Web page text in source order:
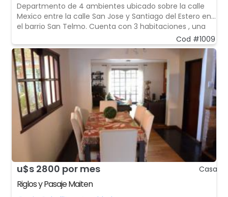
Departmento de 4 ambientes ubicado sobre la calle
Mexico entre la calle San Jose y Santiago del Estero en
el barrio San Telmo. Cuenta con 3 habitaciones , una
acondicionado, frio- calor y luz natural, 1 habitacion
triple con 3 sommiers con toilette con ducha
Cod #1009
u$s 2800 por mes Casa
Riglos y Pasaje Maiten